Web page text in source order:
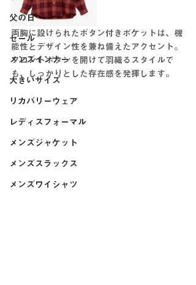
父の日
セール
メンズインナー
大きいサイズ
リカバリーウェア
レディスフォーマル
メンズジャケット
メンズスラックス
メンズワイシャツ
両胸に設けられたボタン付きポケットは、機
能性とデザイン性を兼ね備えたアクセント。
フロントボタンを開けて羽織るスタイルで
も、しっかりとした存在感を発揮します。